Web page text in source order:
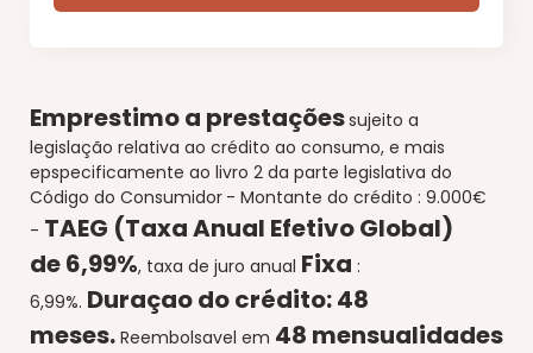
Emprestimo a prestaçõessujeito a
legislação relativa ao crédito ao consumo, e mais
epspecificamente ao livro 2 da parte legislativa do
Código do Consumidor - Montante do crédito : 9.000€
- TAEG (Taxa Anual Efetivo Global)
de6,99%, taxa de juro anual Fixa :
6,99%. Duraçao do crédito:48
meses. Reembolsavel em 48 mensualidades